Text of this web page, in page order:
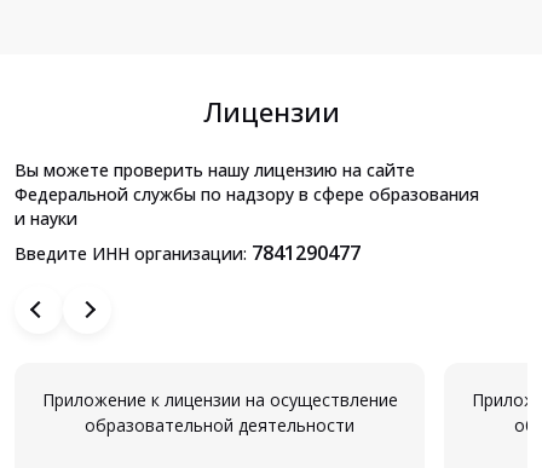
Лицензии
Вы можете проверить нашу лицензию на сайте
Федеральной службы по надзору в сфере образования
и науки
Введите ИНН организации: 7841290477
Приложение к лицензии на осуществление
образовательной деятельности